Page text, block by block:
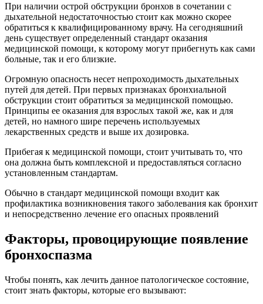
При наличии острой обструкции бронхов в сочетании с
дыхательной недостаточностью стоит как можно скорее
обратиться к квалифицированному врачу. На сегодняшний
день существует определенный стандарт оказания
медицинской помощи, к которому могут прибегнуть как сами
больные, так и его близкие.
Огромную опасность несет непроходимость дыхательных
путей для детей. При первых признаках бронхиальной
обструкции стоит обратиться за медицинской помощью.
Принципы ее оказания для взрослых такой же, как и для
детей, но намного шире перечень используемых
лекарственных средств и выше их дозировка.
Прибегая к медицинской помощи, стоит учитывать то, что
она должна быть комплексной и предоставляться согласно
установленным стандартам.
Обычно в стандарт медицинской помощи входит как
профилактика возникновения такого заболевания как бронхит
и непосредственно лечение его опасных проявлений
Факторы, провоцирующие появление
бронхоспазма
Чтобы понять, как лечить данное патологическое состояние,
стоит знать факторы, которые его вызывают: